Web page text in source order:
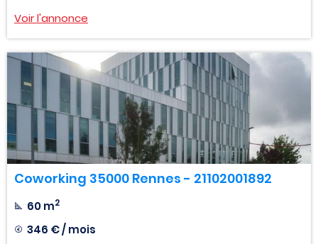
Voir l'annonce
Coworking 35000 Rennes - 21102001892
60 m2
346 € / mois